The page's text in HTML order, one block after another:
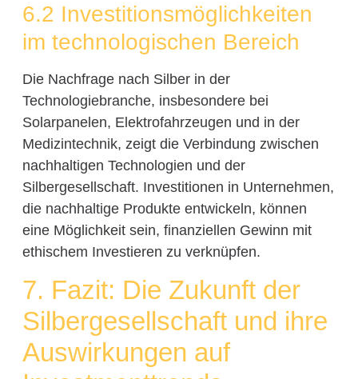
6.2 Investitionsmöglichkeiten
im technologischen Bereich
Die Nachfrage nach Silber in der
Technologiebranche, insbesondere bei
Solarpanelen, Elektrofahrzeugen und in der
Medizintechnik, zeigt die Verbindung zwischen
nachhaltigen Technologien und der
Silbergesellschaft. Investitionen in Unternehmen,
die nachhaltige Produkte entwickeln, können
eine Möglichkeit sein, finanziellen Gewinn mit
ethischem Investieren zu verknüpfen.
7. Fazit: Die Zukunft der
Silbergesellschaft und ihre
Auswirkungen auf